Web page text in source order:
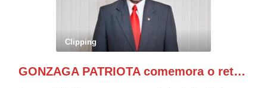
Nordeste, Paulo Câmara, o ex Deputado Federal, e
atualmente Superintendente da SUDENE, Danilo Cabral, da
Governadora de Pernambuco, Raquel Lyra, os ministros da
Casa Civil, Rui Costa, e da Integração e do Desenvolvimento
de todo Nordeste que também ajudam a fomentar o
Clipping
GONZAGA PATRIOTA comemora o retorno da FUNASA